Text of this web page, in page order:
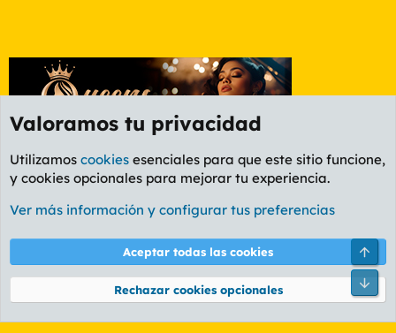
Foro General
Cookies
PL OLDSTYLE AMARILLO
Términos y reglas Política de privacidad Ayuda
Community platform by XenForo® © 2010-2026 XenForo Ltd.
Valoramos tu privacidad
Utilizamos cookies esenciales para que este sitio funcione,
y cookies opcionales para mejorar tu experiencia.
Ver más información y configurar tus preferencias
Aceptar todas las cookies
Rechazar cookies opcionales
Pie